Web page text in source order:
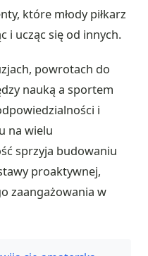
które młody piłkarz
i ucząc się od innych.
powrotach do
nauką a sportem
i
na wielu
sprzyja budowaniu
proaktywnej,
zaangażowania w